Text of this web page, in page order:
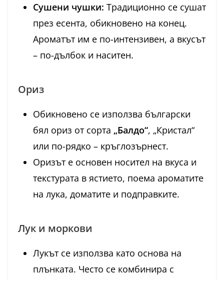
Сушени чушки: Традиционно се сушат
през есента, обикновено на конец.
Ароматът им е по-интензивен, а вкусът
– по-дълбок и наситен.
Ориз
Обикновено се използва български
бял ориз от сорта „Балдо“, „Кристал“
или по-рядко – кръглозърнест.
Оризът е основен носител на вкуса и
текстурата в ястието, поема ароматите
на лука, доматите и подправките.
Лук и моркови
Лукът се използва като основа на
плънката. Често се комбинира с